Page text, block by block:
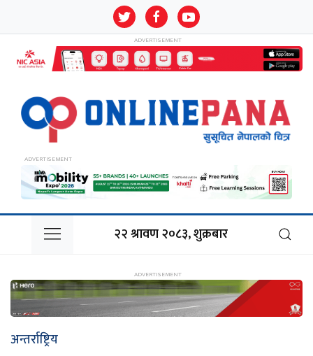
२२ श्रावण २०८३, शुक्रबार
अन्तर्राष्ट्रिय